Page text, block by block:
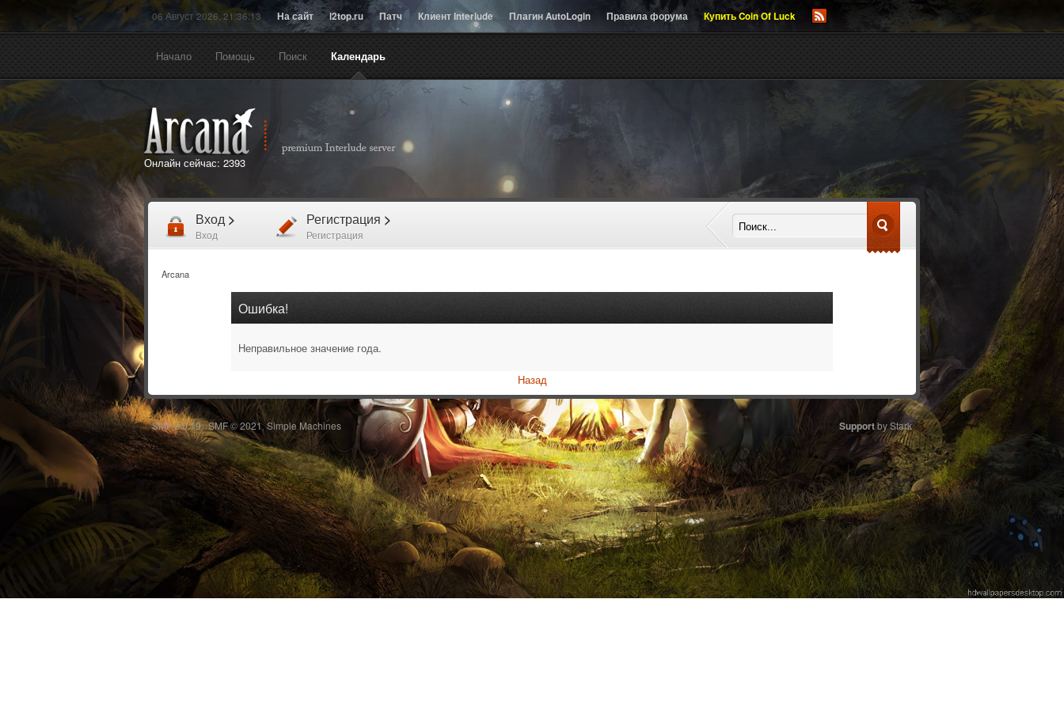
06 Август 2026, 21:36:13 На сайт l2top.ru Патч Клиент Interlude Плагин AutoLogin Правила форума Купить Coin Of Luck
Начало Помощь Поиск Календарь
Онлайн сейчас: 2393
Вход >
Вход
Регистрация >
Регистрация
Arcana
Ошибка!
Неправильное значение года.
Назад
SMF 2.0.19|SMF © 2021,Simple Machines Supportby Stark